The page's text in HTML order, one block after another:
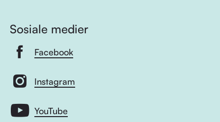
Sosiale medier
Facebook
Instagram
YouTube